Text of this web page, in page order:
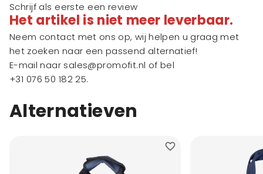
Schrijf als eerste een review
Het artikel is niet meer leverbaar.
Neem contact met ons op, wij helpen u graag met
het zoeken naar een passend alternatief!
E-mail naar sales@promofit.nl of bel
+31 076 50 182 25.
Alternatieven